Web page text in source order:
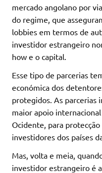
mercado angolano por
do regime, que
lobbies em termos de
investidor estrangeiro
how e o capital.
Esse tipo de parcerias
económica dos
protegidos. As parcerias
maior apoio
Ocidente, para
investidores dos países
Mas, volta e meia,
investidor estrangeiro é